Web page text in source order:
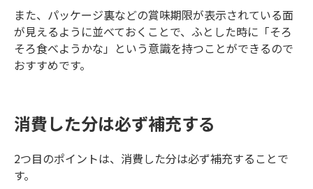
また、パッケージ裏などの賞味期限が表示されている面
が見えるように並べておくことで、ふとした時に「そろ
そろ食べようかな」という意識を持つことができるので
おすすめです。
消費した分は必ず補充する
2つ目のポイントは、消費した分は必ず補充することで
す。